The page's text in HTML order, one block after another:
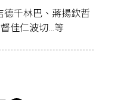
德千林巴、蔣揚欽哲
佳仁波切…等